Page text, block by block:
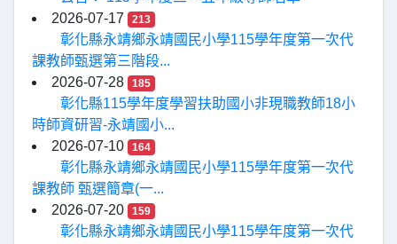
2026-07-17
213
彰化縣永靖鄉永靖國民小學115學年度第一次代
課教師甄選第三階段...
2026-07-28
185
彰化縣115學年度學習扶助國小非現職教師18小
時師資研習-永靖國小...
2026-07-10
164
彰化縣永靖鄉永靖國民小學115學年度第一次代
課教師 甄選簡章(一...
2026-07-20
159
彰化縣永靖鄉永靖國民小學115學年度第一次代